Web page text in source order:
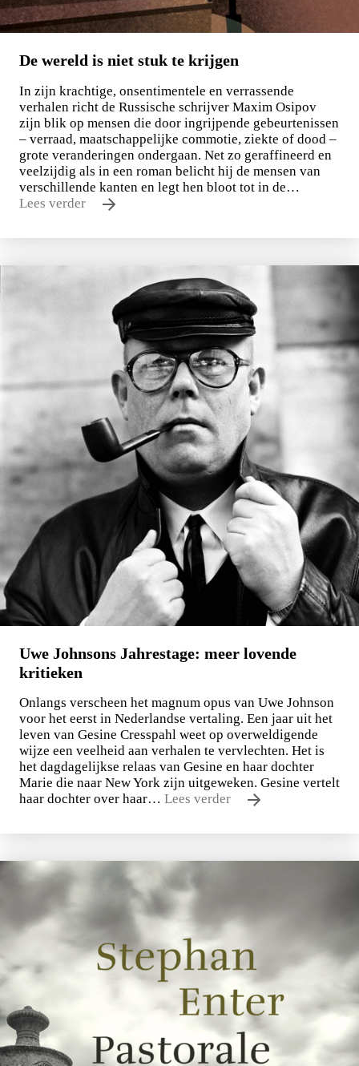
Maxim Osipov
De wereld is niet stuk te krijgen
€ 15,00
De wereld is niet stuk te krijgen
In zijn krachtige, onsentimentele en verrassende
verhalen richt de Russische schrijver Maxim Osipov
zijn blik op mensen die door ingrijpende gebeurtenissen
– verraad, maatschappelijke commotie, ziekte of dood –
grote veranderingen ondergaan. Net zo geraffineerd en
veelzijdig als in een roman belicht hij de mensen van
verschillende kanten en legt hen bloot tot in de…
Lees verder
Een jaar uit het leven van Gesine Cresspahl
€49,50
BESTEL
Uwe Johnsons Jahrestage: meer lovende
kritieken
Onlangs verscheen het magnum opus van Uwe Johnson
voor het eerst in Nederlandse vertaling. Een jaar uit het
leven van Gesine Cresspahl weet op overweldigende
wijze een veelheid aan verhalen te vervlechten. Het is
het dagdagelijkse relaas van Gesine en haar dochter
Marie die naar New York zijn uitgeweken. Gesine vertelt
haar dochter over haar… Lees verder